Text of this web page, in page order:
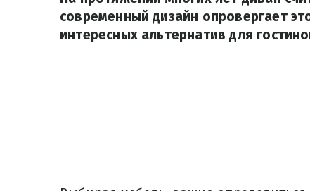
современный дизайн опровергает
интересных альтернатив для